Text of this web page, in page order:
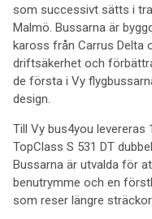
som successivt sätts i
Malmö. Bussarna är
kaross från Carrus Delta
driftsäkerhet och
de första i Vy
design.
Till Vy bus4you
TopClass S 531 DT
Bussarna är utvalda för
benutrymme och en
som reser längre